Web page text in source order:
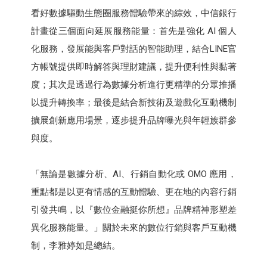
看好數據驅動生態圈服務體驗帶來的綜效，中信銀行
計畫從三個面向延展服務能量：首先是強化 AI 個人
化服務，發展能與客戶對話的智能助理，結合LINE官
方帳號提供即時解答與理財建議，提升便利性與黏著
度；其次是透過行為數據分析進行更精準的分眾推播
以提升轉換率；最後是結合新技術及遊戲化互動機制
擴展創新應用場景，逐步提升品牌曝光與年輕族群參
與度。
「無論是數據分析、AI、行銷自動化或 OMO 應用，
重點都是以更有情感的互動體驗、更在地的內容行銷
引發共鳴，以『數位金融挺你所想』品牌精神形塑差
異化服務能量。」關於未來的數位行銷與客戶互動機
制，李雅婷如是總結。